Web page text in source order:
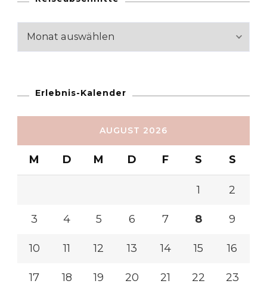
Reiseabschnitte
Erlebnis-Kalender
AUGUST 2026
M D M D F S S
1 2
3 4 5 6 7 8 9
10 11 12 13 14 15 16
17 18 19 20 21 22 23